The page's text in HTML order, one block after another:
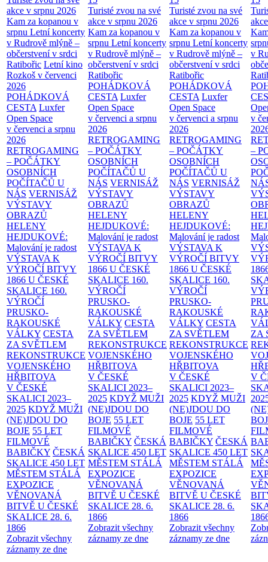
akce v srpnu 2026
Kam za kopanou v
srpnu Letní koncerty
v Rudrově mlýně –
občerstvení v srdci
Ratibořic Letní kino
Rozkoš v červenci
2026
POHÁDKOVÁ
CESTA Luxfer
Open Space
v červenci a srpnu
2026
RETROGAMING
– POČÁTKY
OSOBNÍCH
POČÍTAČŮ U
NÁS VERNISÁŽ
VÝSTAVY
OBRAZŮ
HELENY
HEJDUKOVÉ:
Malování je radost
VÝSTAVA K
VÝROČÍ BITVY
1866 U ČESKÉ
SKALICE 160.
VÝROČÍ
PRUSKO-
RAKOUSKÉ
VÁLKY CESTA
ZA SVĚTLEM
REKONSTRUKCE
VOJENSKÉHO
HŘBITOVA
V ČESKÉ
SKALICI 2023–
2025 KDYŽ MUŽI
(NE)JDOU DO
BOJE 55 LET
FILMOVÉ
BABIČKY ČESKÁ
SKALICE 450 LET
MĚSTEM STÁLÁ
EXPOZICE
VĚNOVANÁ
BITVĚ U ČESKÉ
SKALICE 28. 6.
1866
Zobrazit všechny
záznamy ze dne
Turisté zvou na své
akce v srpnu 2026
Kam za kopanou v
srpnu Letní koncerty
v Rudrově mlýně –
občerstvení v srdci
Ratibořic
POHÁDKOVÁ
CESTA Luxfer
Open Space
v červenci a srpnu
2026
RETROGAMING
– POČÁTKY
OSOBNÍCH
POČÍTAČŮ U
NÁS VERNISÁŽ
VÝSTAVY
OBRAZŮ
HELENY
HEJDUKOVÉ:
Malování je radost
VÝSTAVA K
VÝROČÍ BITVY
1866 U ČESKÉ
SKALICE 160.
VÝROČÍ
PRUSKO-
RAKOUSKÉ
VÁLKY CESTA
ZA SVĚTLEM
REKONSTRUKCE
VOJENSKÉHO
HŘBITOVA
V ČESKÉ
SKALICI 2023–
2025 KDYŽ MUŽI
(NE)JDOU DO
BOJE 55 LET
FILMOVÉ
BABIČKY ČESKÁ
SKALICE 450 LET
MĚSTEM STÁLÁ
EXPOZICE
VĚNOVANÁ
BITVĚ U ČESKÉ
SKALICE 28. 6.
1866
Zobrazit všechny
záznamy ze dne
Turisté zvou na své
akce v srpnu 2026
Kam za kopanou v
srpnu Letní koncerty
v Rudrově mlýně –
občerstvení v srdci
Ratibořic
POHÁDKOVÁ
CESTA Luxfer
Open Space
v červenci a srpnu
2026
RETROGAMING
– POČÁTKY
OSOBNÍCH
POČÍTAČŮ U
NÁS VERNISÁŽ
VÝSTAVY
OBRAZŮ
HELENY
HEJDUKOVÉ:
Malování je radost
VÝSTAVA K
VÝROČÍ BITVY
1866 U ČESKÉ
SKALICE 160.
VÝROČÍ
PRUSKO-
RAKOUSKÉ
VÁLKY CESTA
ZA SVĚTLEM
REKONSTRUKCE
VOJENSKÉHO
HŘBITOVA
V ČESKÉ
SKALICI 2023–
2025 KDYŽ MUŽI
(NE)JDOU DO
BOJE 55 LET
FILMOVÉ
BABIČKY ČESKÁ
SKALICE 450 LET
MĚSTEM STÁLÁ
EXPOZICE
VĚNOVANÁ
BITVĚ U ČESKÉ
SKALICE 28. 6.
1866
Zobrazit všechny
záznamy ze dne
v
v
–
ZA
V